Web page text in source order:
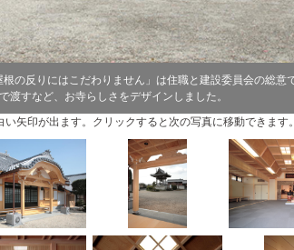
の反りにはこだわりません」は住職と建設委員会の総意
渡すなど、お寺らしさをデザインしました。
矢印が出ます。クリックすると次の写真に移動できます。